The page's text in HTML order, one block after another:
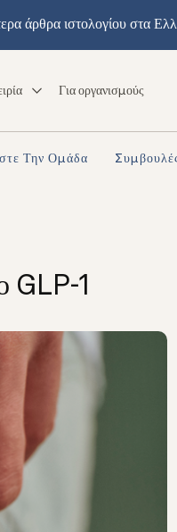
άρθρα ιστολογίου στα
Για οργανισμούς
Την Ομάδα
GLP-1